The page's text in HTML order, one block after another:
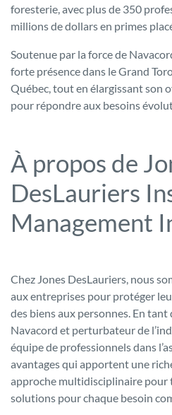
foresterie, avec plus de 350
millions de dollars en primes
Soutenue par la force de
forte présence dans le Grand
Québec, tout en élargissant son
pour répondre aux besoins
À propos de
DesLauriers
Management
Chez Jones DesLauriers, nous
aux entreprises pour protéger
des biens aux personnes. En
Navacord et perturbateur de
équipe de professionnels dans
avantages qui apportent une
approche multidisciplinaire pour
solutions pour chaque besoin